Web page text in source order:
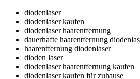
diodenlaser
diodenlaser kaufen
diodenlaser haarentfernung
dauerhafte haarentfernung
haarentfernung diodenlaser
dioden laser
diodenlaser haarentfernung kaufen
diodenlaser kaufen für zuhause